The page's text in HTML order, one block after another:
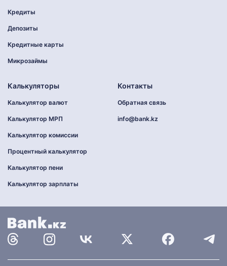
Кредиты
Депозиты
Кредитные карты
Микрозаймы
Калькуляторы
Калькулятор валют
Калькулятор МРП
Калькулятор комиссии
Процентный калькулятор
Калькулятор пени
Калькулятор зарплаты
Контакты
Обратная связь
info@bank.kz